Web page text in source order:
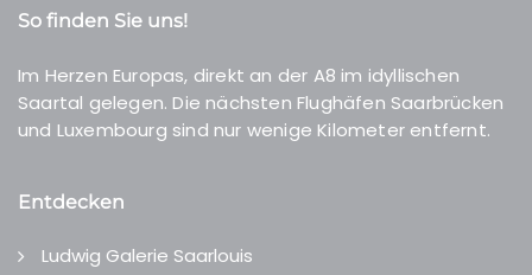
So finden Sie uns!
Im Herzen Europas, direkt an der A8 im idyllischen
Saartal gelegen. Die nächsten Flughäfen Saarbrücken
und Luxembourg sind nur wenige Kilometer entfernt.
Entdecken
Ludwig Galerie Saarlouis